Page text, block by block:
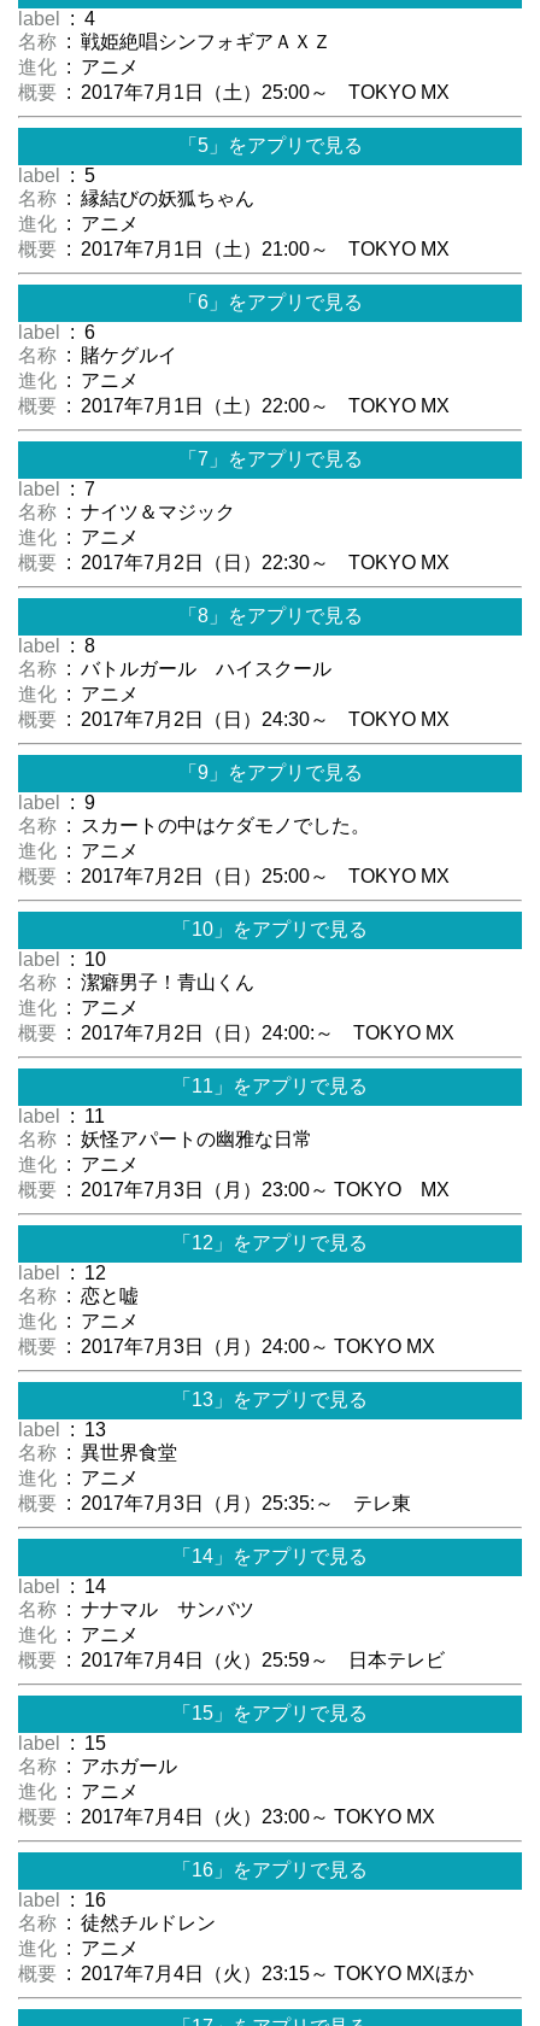
label
: 4
名称 : 戦姫絶唱シンフォギアＡＸＺ
進化 : アニメ
概要 : 2017年7月1日（土）25:00～ TOKYO MX
「5」をアプリで見る
label
: 5
名称 : 縁結びの妖狐ちゃん
進化 : アニメ
概要 : 2017年7月1日（土）21:00～ TOKYO MX
「6」をアプリで見る
label
: 6
名称 : 賭ケグルイ
進化 : アニメ
概要 : 2017年7月1日（土）22:00～ TOKYO MX
「7」をアプリで見る
label
: 7
名称 : ナイツ＆マジック
進化 : アニメ
概要 : 2017年7月2日（日）22:30～ TOKYO MX
「8」をアプリで見る
label
: 8
名称 : バトルガール ハイスクール
進化 : アニメ
概要 : 2017年7月2日（日）24:30～ TOKYO MX
「9」をアプリで見る
label
: 9
名称 : スカートの中はケダモノでした。
進化 : アニメ
概要 : 2017年7月2日（日）25:00～ TOKYO MX
「10」をアプリで見る
label
: 10
名称 : 潔癖男子！青山くん
進化 : アニメ
概要 : 2017年7月2日（日）24:00:～ TOKYO MX
「11」をアプリで見る
label
: 11
名称 : 妖怪アパートの幽雅な日常
進化 : アニメ
概要 : 2017年7月3日（月）23:00～ TOKYO MX
「12」をアプリで見る
label
: 12
名称 : 恋と嘘
進化 : アニメ
概要 : 2017年7月3日（月）24:00～ TOKYO MX
「13」をアプリで見る
label
: 13
名称 : 異世界食堂
進化 : アニメ
概要 : 2017年7月3日（月）25:35:～ テレ東
「14」をアプリで見る
label
: 14
名称 : ナナマル サンバツ
進化 : アニメ
概要 : 2017年7月4日（火）25:59～ 日本テレビ
「15」をアプリで見る
label
: 15
名称 : アホガール
進化 : アニメ
概要 : 2017年7月4日（火）23:00～ TOKYO MX
「16」をアプリで見る
label
: 16
名称 : 徒然チルドレン
進化 : アニメ
概要 : 2017年7月4日（火）23:15～ TOKYO MXほか